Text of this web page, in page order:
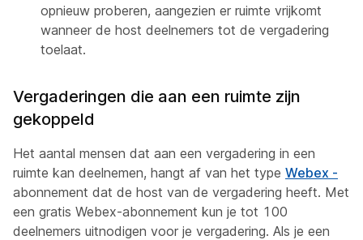
opnieuw proberen, aangezien er ruimte vrijkomt
wanneer de host deelnemers tot de vergadering
toelaat.
Vergaderingen die aan een ruimte zijn
gekoppeld
Het aantal mensen dat aan een vergadering in een
ruimte kan deelnemen, hangt af van het type Webex -
abonnement dat de host van de vergadering heeft. Met
een gratis Webex-abonnement kun je tot 100
deelnemers uitnodigen voor je vergadering. Als je een